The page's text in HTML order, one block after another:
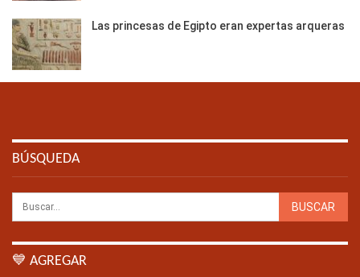
Las princesas de Egipto eran expertas arqueras
BÚSQUEDA
💙 AGREGAR